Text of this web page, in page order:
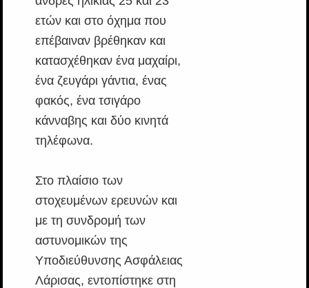
ετών και στο όχημα που
επέβαιναν βρέθηκαν και
κατασχέθηκαν ένα μαχαίρι,
ένα ζευγάρι γάντια, ένας
φακός, ένα τσιγάρο
κάνναβης και δύο κινητά
τηλέφωνα.
Στο πλαίσιο των
στοχευμένων ερευνών και
με τη συνδρομή των
αστυνομικών της
Υποδιεύθυνσης Ασφάλειας
Λάρισας, εντοπίστηκε στη